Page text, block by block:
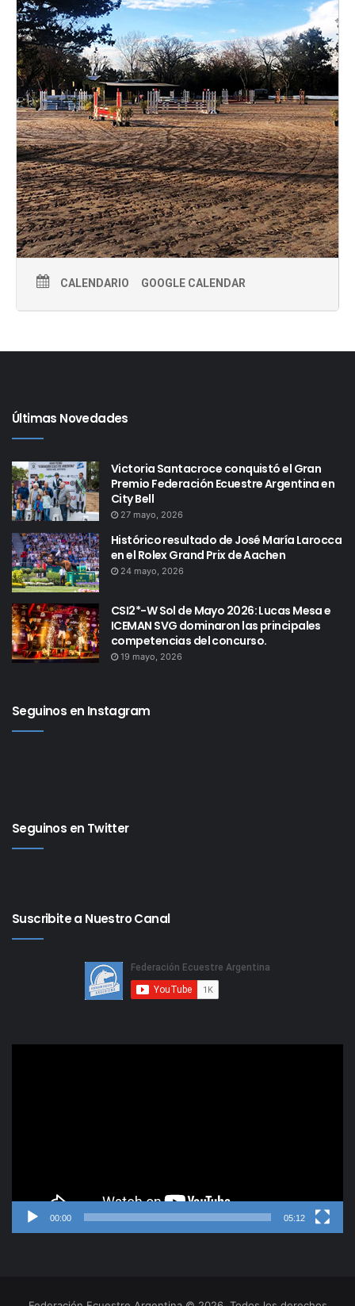
CALENDARIO GOOGLE CALENDAR
Últimas Novedades
Victoria Santacroce conquistó el Gran
Premio Federación Ecuestre Argentina en
City Bell
27 mayo, 2026
Histórico resultado de José María Larocca
en el Rolex Grand Prix de Aachen
24 mayo, 2026
CSI2*-W Sol de Mayo 2026: Lucas Mesa e
ICEMAN SVG dominaron las principales
competencias del concurso.
19 mayo, 2026
Seguinos en Instagram
Seguinos en Twitter
Suscribite a Nuestro Canal
00:00 05:12